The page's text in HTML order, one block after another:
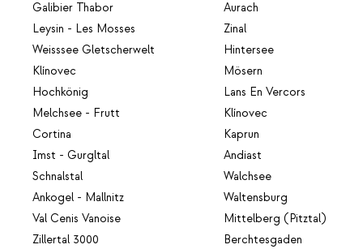
Galibier Thabor
Leysin - Les Mosses
Weisssee Gletscherwelt
Klínovec
Hochkönig
Melchsee - Frutt
Cortina
Imst - Gurgltal
Schnalstal
Ankogel - Mallnitz
Val Cenis Vanoise
Zillertal 3000
Aurach
Zinal
Hintersee
Mösern
Lans En Vercors
Klínovec
Kaprun
Andiast
Walchsee
Waltensburg
Mittelberg (Pitztal)
Berchtesgaden